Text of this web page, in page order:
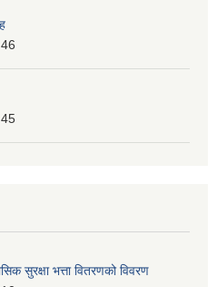
सुरक्षा भत्ता वितरणको विवरण